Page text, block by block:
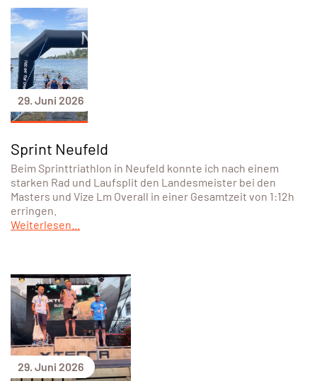
29. Juni 2026
Sprint Neufeld
Beim Sprinttriathlon in Neufeld konnte ich nach einem
starken Rad und Laufsplit den Landesmeister bei den
Masters und Vize Lm Overall in einer Gesamtzeit von 1:12h
erringen.
Weiterlesen...
29. Juni 2026